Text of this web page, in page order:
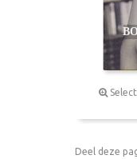
Deel deze